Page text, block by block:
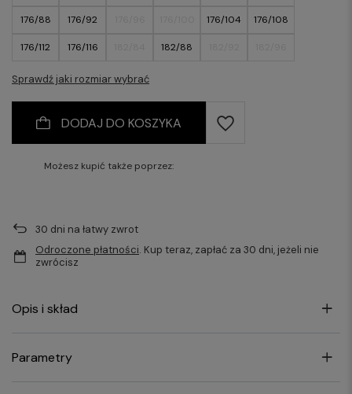
176/88 176/92 176/104 176/108
176/112 176/116 182/88
182/100 182/104 182/108
Sprawdź jaki rozmiar wybrać
DODAJ DO KOSZYKA
Możesz kupić także poprzez:
30 dni na łatwy zwrot
Odroczone płatności. Kup teraz, zapłać za 30 dni, jeżeli nie
zwrócisz
Opis i skład
Parametry